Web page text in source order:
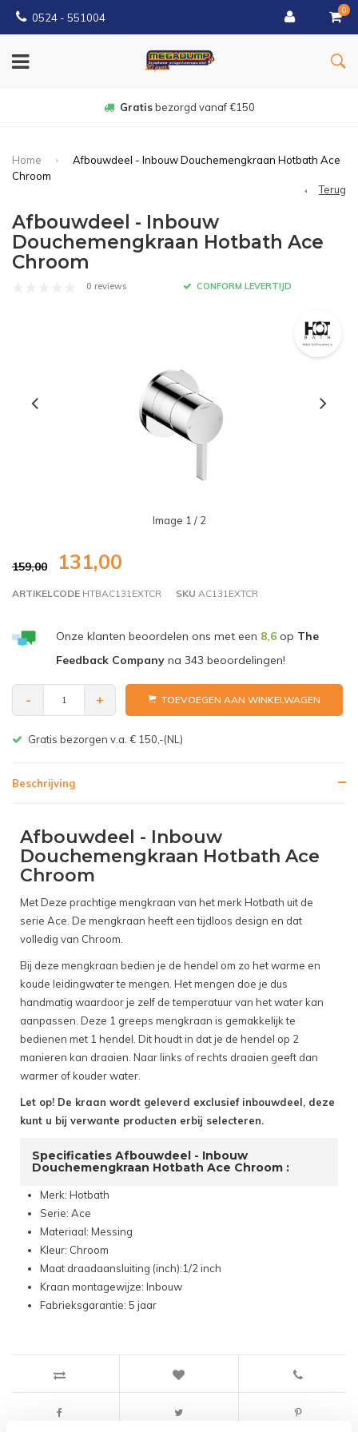
0524 - 551004
0
Gratisbezorgd vanaf €150
Home
Afbouwdeel - Inbouw Douchemengkraan Hotbath Ace
Chroom
Terug
Afbouwdeel - Inbouw
Douchemengkraan Hotbath Ace
Chroom
0 reviews CONFORM LEVERTIJD
Image 1 / 2
159,00 131,00
ARTIKELCODE HTBAC131EXTCR SKU AC131EXTCR
Onze klanten beoordelen ons met een 8,6op The
Feedback Companyna 343 beoordelingen!
- + TOEVOEGEN AAN WINKELWAGEN
Gratis bezorgen v.a. € 150,-(NL)
Beschrijving
Afbouwdeel - Inbouw
Douchemengkraan Hotbath Ace
Chroom
Met Deze prachtige mengkraan van het merk Hotbath uit de
serie Ace. De mengkraan heeft een tijdloos design en dat
volledig van Chroom.
Bij deze mengkraan bedien je de hendel om zo het warme en
koude leidingwater te mengen. Het mengen doe je dus
handmatig waardoor je zelf de temperatuur van het water kan
aanpassen. Deze 1 greeps mengkraan is gemakkelijk te
bedienen met 1 hendel. Dit houdt in dat je de hendel op 2
manieren kan draaien. Naar links of rechts draaien geeft dan
warmer of kouder water.
Let op! De kraan wordt geleverd exclusief inbouwdeel, deze
kunt u bij verwante producten erbij selecteren.
Specificaties Afbouwdeel - Inbouw
Douchemengkraan Hotbath Ace Chroom :
Merk: Hotbath
Serie: Ace
Materiaal: Messing
Kleur: Chroom
Maat draadaansluiting (inch):1/2 inch
Kraan montagewijze: Inbouw
Fabrieksgarantie: 5 jaar